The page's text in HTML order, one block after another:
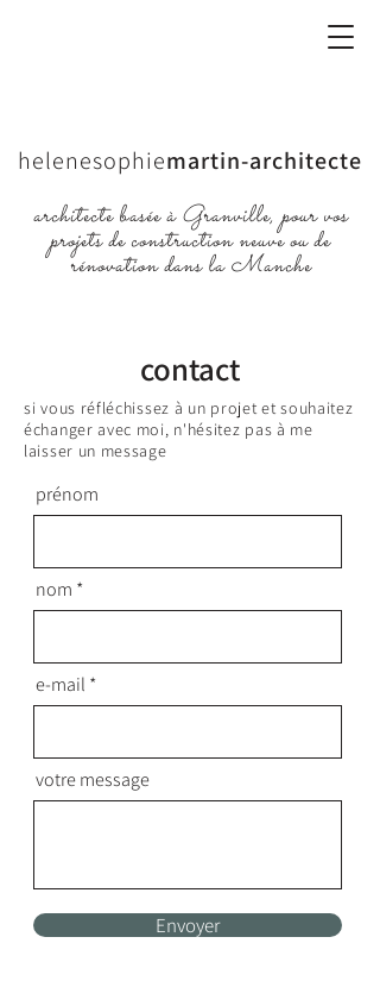
helenesophiemartin-architecte
architecte basée à Granville, pour vos
projets de construction neuve ou de
rénovation dans la Manche
contact
​si vous réfléchissez à un projet et souhaitez
échanger avec moi, n'hésitez pas à me
laisser un message
prénom
nom
e-mail
votre message
Envoyer